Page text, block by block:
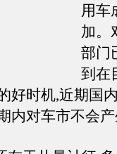
用车
加。
部门
到在
好时机,近期国
内对车市不会